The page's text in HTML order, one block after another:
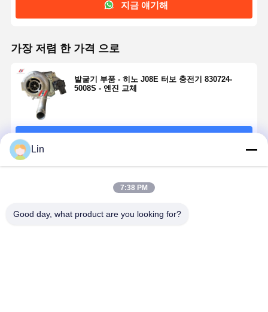
지금 얘기해
가장 저렴 한 가격 으로
발굴기 부품 - 히노 J08E 터보 충전기 830724-
5008S - 엔진 교체
Lin
7:38 PM
Good day, what product are you looking for?